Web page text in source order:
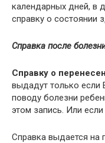
календарных дней, в
справку о состоянии
Справка после
Справку о
выдадут только если
поводу болезни
этом запись. Или
Справка выдается на